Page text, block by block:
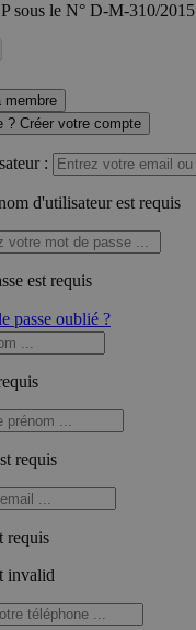
sous le N° D-M-310/2015
membre
? Créer votre compte
:
d'utilisateur est requis
est requis
passe oublié ?
requis
requis
invalid